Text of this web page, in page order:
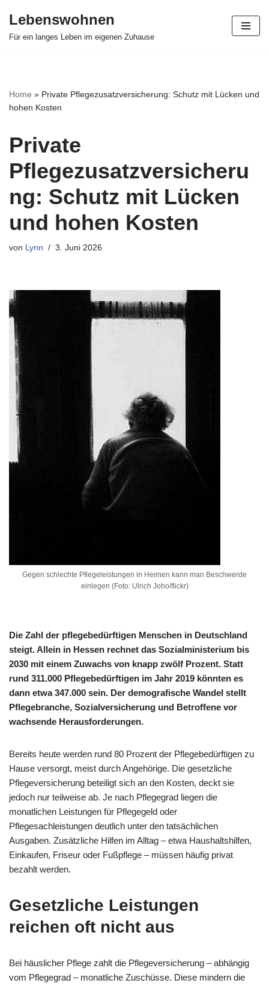
Zum
Lebenswohnen
Für ein langes Leben im eigenen Zuhause
Home » Private Pflegezusatzversicherung: Schutz mit Lücken und
hohen Kosten
Private
Pflegezusatzversicheru
ng: Schutz mit Lücken
und hohen Kosten
von Lynn 3. Juni 2026
Gegen schlechte Pflegeleistungen in Heimen kann man Beschwerde
einlegen (Foto: Ulrich Joho/flickr)
Die Zahl der pflegebedürftigen Menschen in Deutschland
steigt. Allein in Hessen rechnet das Sozialministerium bis
2030 mit einem Zuwachs von knapp zwölf Prozent. Statt
rund 311.000 Pflegebedürftigen im Jahr 2019 könnten es
dann etwa 347.000 sein. Der demografische Wandel stellt
Pflegebranche, Sozialversicherung und Betroffene vor
wachsende Herausforderungen.
Bereits heute werden rund 80 Prozent der Pflegebedürftigen zu
Hause versorgt, meist durch Angehörige. Die gesetzliche
Pflegeversicherung beteiligt sich an den Kosten, deckt sie
jedoch nur teilweise ab. Je nach Pflegegrad liegen die
monatlichen Leistungen für Pflegegeld oder
Pflegesachleistungen deutlich unter den tatsächlichen
Ausgaben. Zusätzliche Hilfen im Alltag – etwa Haushaltshilfen,
Einkaufen, Friseur oder Fußpflege – müssen häufig privat
bezahlt werden.
Gesetzliche Leistungen
reichen oft nicht aus
Bei häuslicher Pflege zahlt die Pflegeversicherung – abhängig
vom Pflegegrad – monatliche Zuschüsse. Diese mindern die